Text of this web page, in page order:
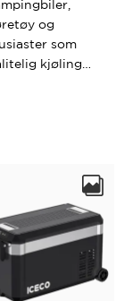
og
som
kjøling…
flere
varianter.
kan
velges
på